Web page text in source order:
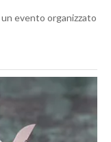
evento organizzato